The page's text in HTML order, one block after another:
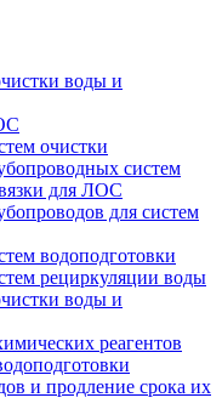
воды и
очистки
систем
для ЛОС
для систем
водоподготовки
рециркуляции воды
воды и
реагентов
и продление срока их